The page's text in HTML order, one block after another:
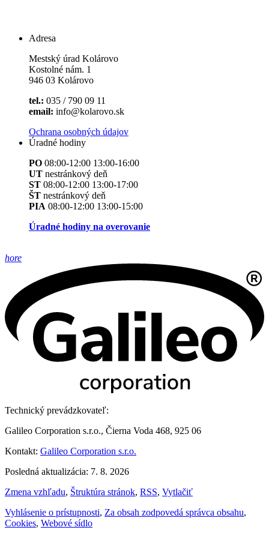
Adresa
Mestský úrad Kolárovo
Kostolné nám. 1
946 03 Kolárovo
tel.: 035 / 790 09 11
email: info@kolarovo.sk
Ochrana osobných údajov
Úradné hodiny
PO 08:00-12:00 13:00-16:00
UT nestránkový deň
ST 08:00-12:00 13:00-17:00
ŠT nestránkový deň
PIA 08:00-12:00 13:00-15:00
Úradné hodiny na overovanie
hore
Technický prevádzkovateľ:
Galileo Corporation s.r.o., Čierna Voda 468, 925 06
Kontakt: Galileo Corporation s.r.o.
Posledná aktualizácia: 7. 8. 2026
Zmena vzhľadu, Štruktúra stránok, RSS, Vytlačiť
Vyhlásenie o prístupnosti, Za obsah zodpovedá správca obsahu,
Cookies, Webové sídlo